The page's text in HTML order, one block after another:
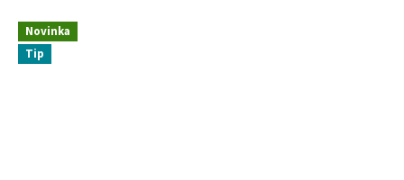
Novinka
Tip